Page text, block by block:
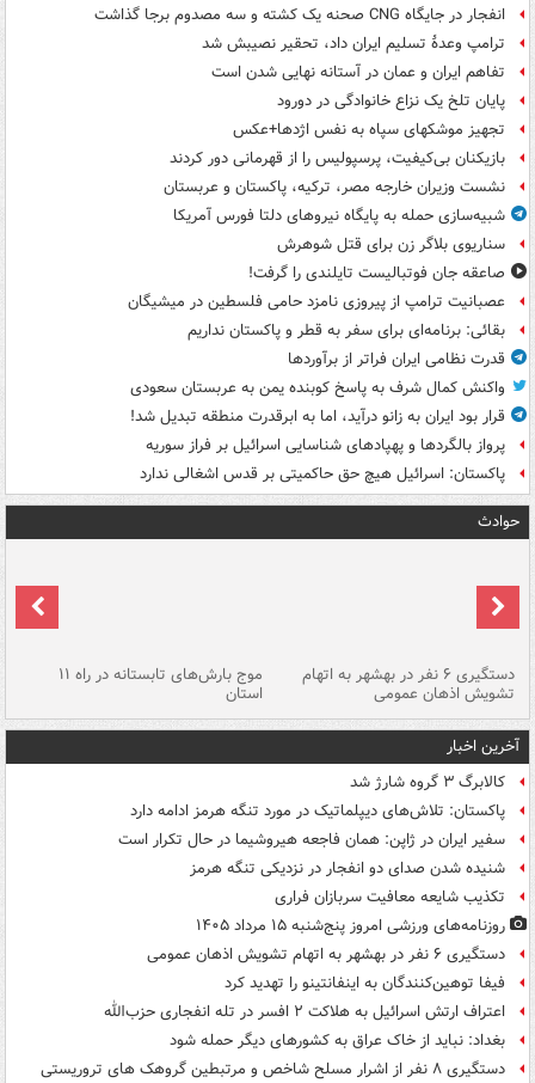
انفجار در جایگاه CNG صحنه یک کشته و سه مصدوم برجا گذاشت
ترامپ وعدۀ تسلیم ایران داد، تحقیر نصیبش شد
تفاهم ایران و عمان در آستانه نهایی شدن است
پایان تلخ یک نزاع خانوادگی در دورود
تجهیز موشکهای سپاه به نفس اژدها+عکس
بازیکنان بی‌کیفیت، پرسپولیس را از قهرمانی دور کردند
نشست وزیران خارجه مصر، ترکیه، پاکستان و عربستان
شبیه‌سازی حمله به پایگاه نیروهای دلتا فورس آمریکا
سناریوی بلاگر زن برای قتل شوهرش
صاعقه جان فوتبالیست تایلندی را گرفت!
عصبانیت ترامپ از پیروزی نامزد حامی فلسطین در میشیگان
بقائی: برنامه‌ای برای سفر به قطر و پاکستان نداریم
قدرت نظامی ایران فراتر از برآوردها
واکنش کمال شرف به پاسخ کوبنده یمن به عربستان سعودی
قرار بود ایران به زانو درآید، اما به ابرقدرت منطقه تبدیل شد!
پرواز بالگردها و پهپادهای شناسایی اسرائیل بر فراز سوریه
پاکستان: اسرائیل هیچ حق حاکمیتی بر قدس اشغالی ندارد
حوادث
دستگیری ۶ نفر در بهشهر به اتهام
تشویش اذهان عمومی
موج بارش‌های تابستانه در راه ۱۱
استان
آخرین اخبار
کالابرگ ۳ گروه شارژ شد
پاکستان: تلاش‌های دیپلماتیک در مورد تنگه هرمز ادامه دارد
سفیر ایران در ژاپن: همان فاجعه هیروشیما در حال تکرار است
شنیده شدن صدای دو انفجار در نزدیکی تنگه هرمز
تکذیب شایعه معافیت سربازان فراری
روزنامه‌های ورزشی امروز پنج‌شنبه ۱۵ مرداد ۱۴۰۵
دستگیری ۶ نفر در بهشهر به اتهام تشویش اذهان عمومی
فیفا توهین‌کنندگان به اینفانتینو را تهدید کرد
اعتراف ارتش اسرائیل به هلاکت ۲ افسر در تله انفجاری حزب‌الله
بغداد: نباید از خاک عراق به کشورهای دیگر حمله شود
دستگیری ۸ نفر از اشرار مسلح شاخص و مرتبطین گروهک های تروریستی